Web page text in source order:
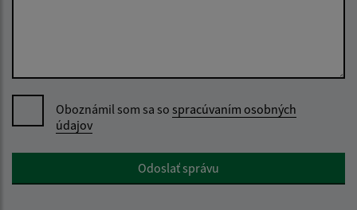
Oboznámil som sa so spracúvaním osobných
údajov
Google reCaptcha ResponseOdoslať správu